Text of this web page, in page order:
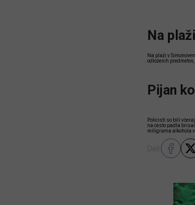
Na
Na plaži v
odloženih
Pijan
Policisti so bili
na cesto padla
miligrama alkohola
Deli: